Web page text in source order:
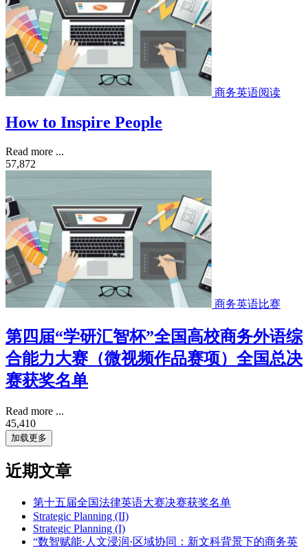
商务英语阅读
How to Inspire People
Read more ...
57,872
商务英语比赛
第四届“学研汇智杯”全国高校商务外语综
合能力大赛（微视频作品赛项）全国总决
赛获奖名单
Read more ...
45,410
加载更多
近期文章
第十五届全国法律英语大赛决赛获奖名单
Strategic Planning (II)
Strategic Planning (I)
“数智赋能·人文浸润·区域协同：新文科背景下的商务英